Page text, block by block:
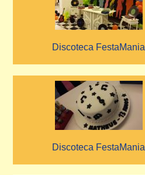
Discoteca FestaMania
Discoteca FestaMania